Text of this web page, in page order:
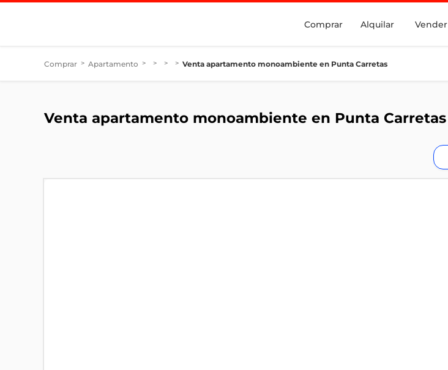
Comprar Alquilar Vender
Comprar > Apartamento > > > > Venta apartamento monoambiente en Punta Carretas
Venta apartamento monoambiente en Punta Carretas